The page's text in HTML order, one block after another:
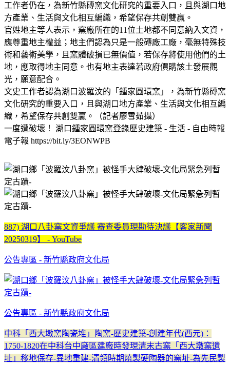
工作者仍在，為新竹縣磚窯文化研究的重要入口，且與湖口地
方產業、生活與文化相互編織，希望保存共創雙贏。
官姓地主等人表示，窯廠所在的11位土地都不同意納入文資，
應尊重地主權益；地主們認為只是一般磚廠工廠，毫無特殊技
術和藝術美學，且窯體破損已無價值，若保存將使用他們的土
地，應取得地主同意。也有地主表達若政府價購該土發展觀
光，願意配合。
文史工作者認為湖口波羅汶的「鍾家圓環窯」，為新竹縣磚窯
文化研究的重要入口，且與湖口地方產業、生活與文化相互編
織，希望保存共創雙贏。（記者廖雪茹攝）
一度遭破壞！ 湖口鍾家圓環窯登錄歷史建築 - 生活 - 自由時報
電子報 https://bit.ly/3EONWPB
887) 湖口八卦窯文資爭議 審查委員現勘待決議【客家新聞
20250319】 - YouTube
公告專區 - 新竹縣政府文化局
公告專區 - 新竹縣政府文化局
中科「西大墩窯陶瓷堆」陶窯-歷史建築-創建年代(西元)：
1750-1820在中科台中廠區建廠時發現清末古窯「西大墩窯遺
址」移地保存-異地重建-清領時期燒製硬陶器的窯址-為先民製